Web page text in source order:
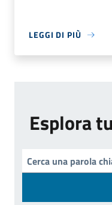
LEGGI DI PIÙ
Esplora